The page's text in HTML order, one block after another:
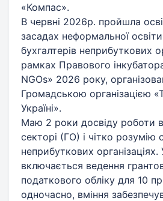
«Компас».
В червні 2026р. пройшла
засадах неформальної
бухгалтерів неприбуткових
рамках Правового
NGOs» 2026 року,
Громадською організацією
Україні».
Маю 2 роки досвіду роботи
секторі (ГО) і чітко розумію
неприбуткових організаціях.
включається ведення
податкового обліку для 10
одночасно, вміння